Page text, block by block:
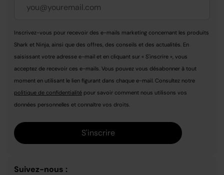
Inscrivez-vous pour recevoir des e-mails marketing concernant les produits
Shark et Ninja, ainsi que des offres, des conseils et des actualités. En
saisissant votre adresse e-mail et en cliquant sur « S'inscrire », vous
acceptez de recevoir ces e-mails. Vous pouvez vous désabonner à tout
moment en utilisant le lien figurant dans chaque e-mail. Consultez notre
politique de confidentialité pour savoir comment nous utilisons vos
données personnelles et connaître vos droits.
S'inscrire
Suivez-nous :